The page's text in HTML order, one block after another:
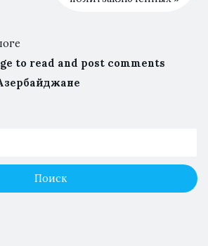
to read and post comments